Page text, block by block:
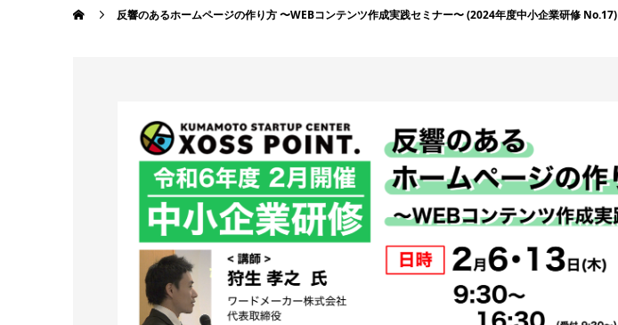
反響のあるホームページの作り方 〜WEBコンテンツ作成実践セミナー〜 (2024年度中小企業研修 No.17)